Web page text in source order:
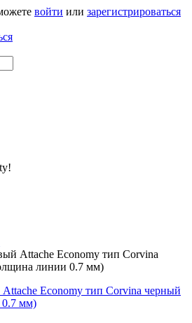
войти или зарегистрироваться
Attache Economy тип Corvina
линии 0.7 мм)